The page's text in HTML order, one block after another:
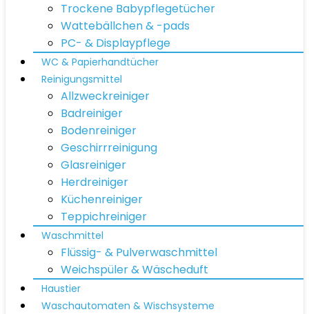
Trockene Babypflegetücher
Wattebällchen & -pads
PC- & Displaypflege
WC & Papierhandtücher
Reinigungsmittel
Allzweckreiniger
Badreiniger
Bodenreiniger
Geschirrreinigung
Glasreiniger
Herdreiniger
Küchenreiniger
Teppichreiniger
Waschmittel
Flüssig- & Pulverwaschmittel
Weichspüler & Wäscheduft
Haustier
Waschautomaten & Wischsysteme